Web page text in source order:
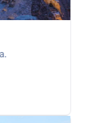
&
Cuba